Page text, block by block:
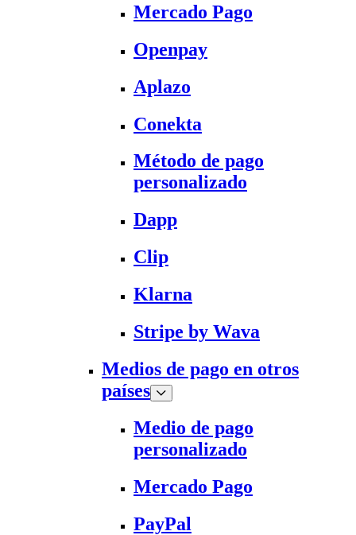
Mercado Pago
Openpay
Aplazo
Conekta
Método de pago
personalizado
Dapp
Clip
Klarna
Stripe by Wava
Medios de pago en otros
países
Medio de pago
personalizado
Mercado Pago
PayPal